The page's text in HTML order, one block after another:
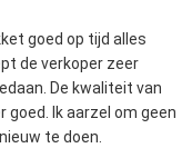
goed op tijd alles
de verkoper zeer
De kwaliteit van
goed. Ik aarzel om geen
te doen.